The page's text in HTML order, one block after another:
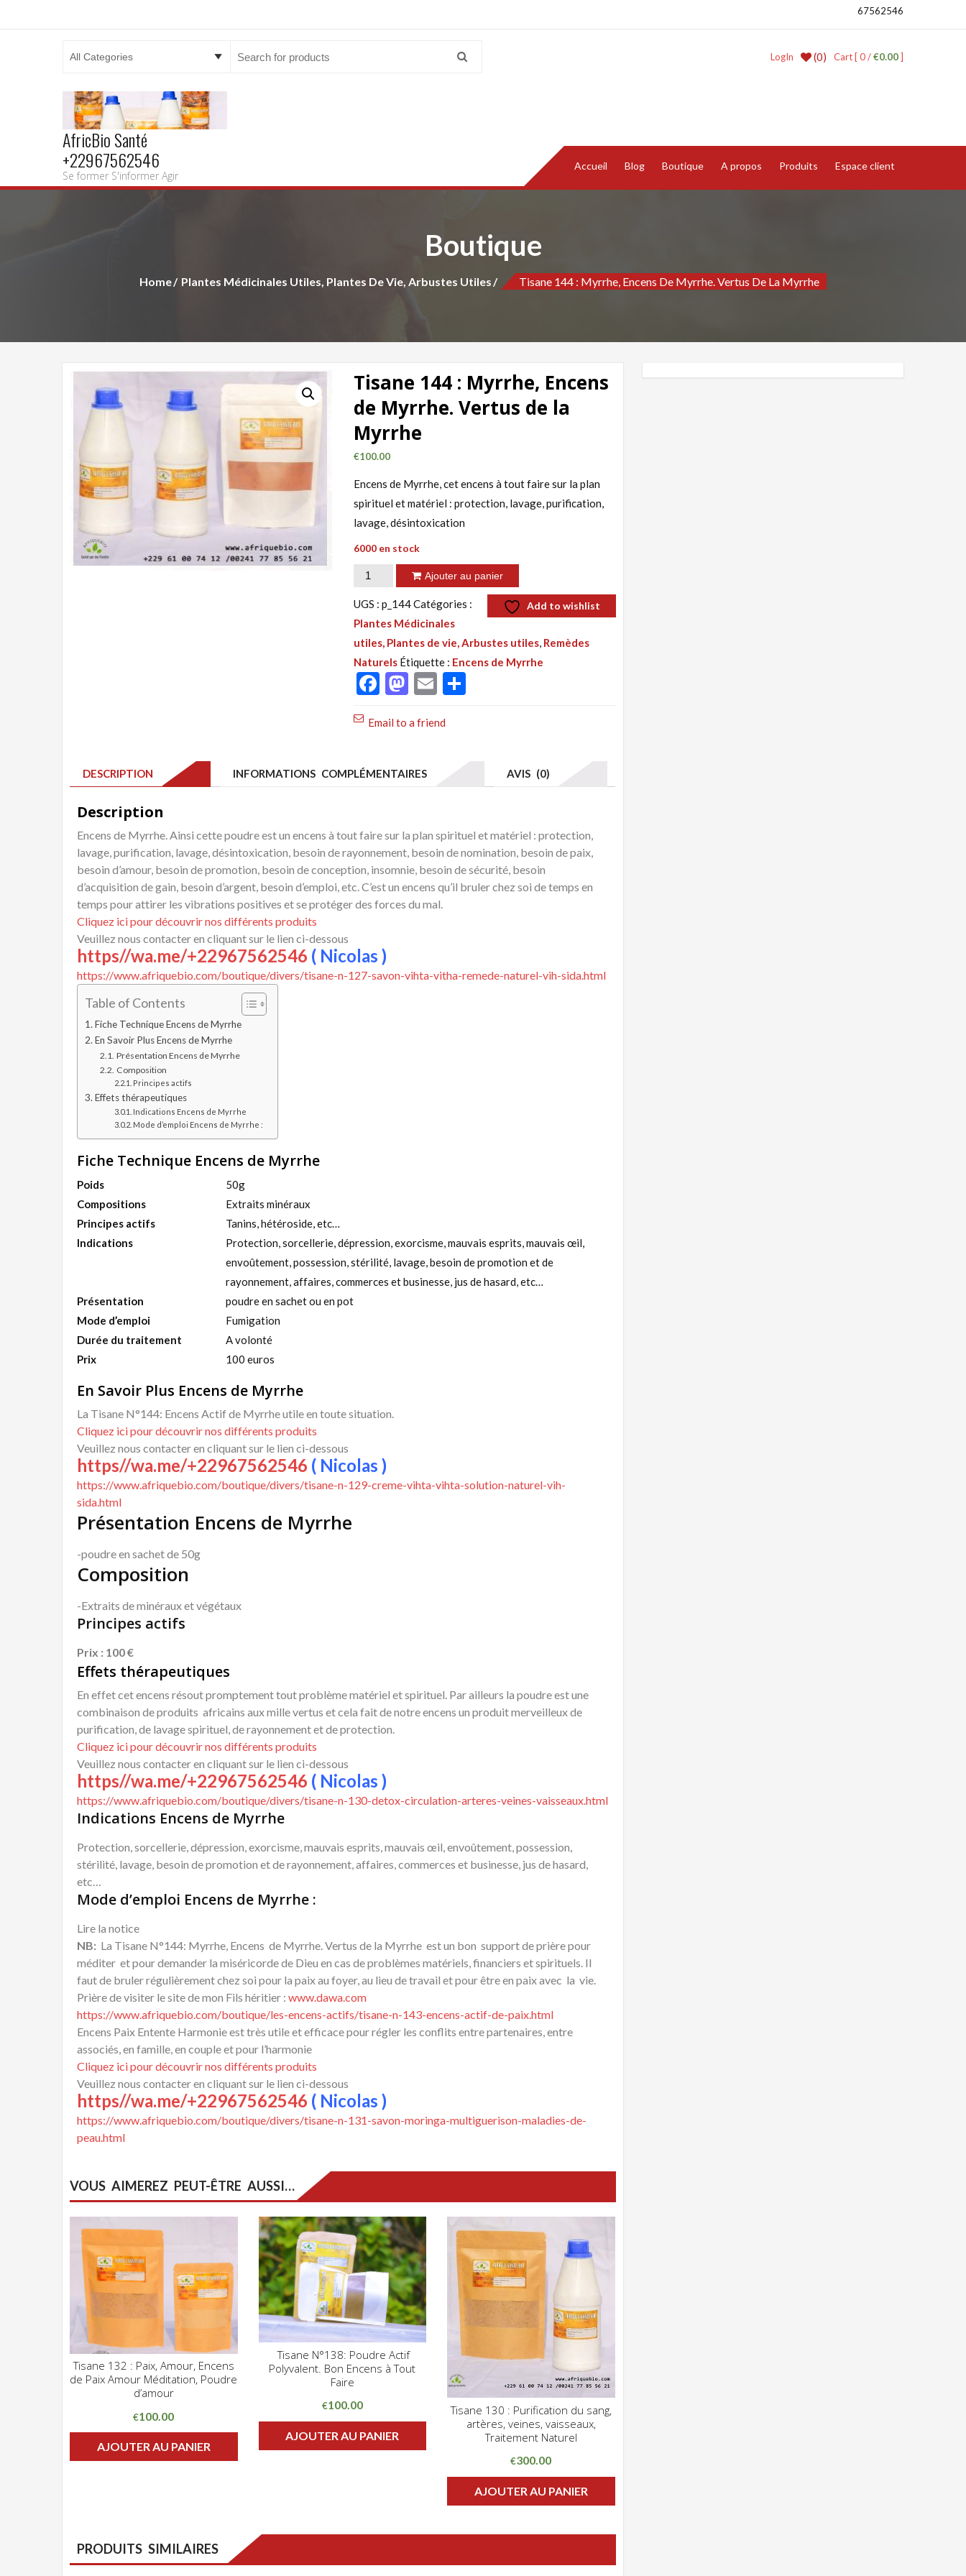
67562546
Cart [ 0 /€0.00]
(0)
LogIn
AfricBio Santé
+22967562546
Se former S'informer Agir
Accueil Blog Boutique A propos Produits Espace client
Boutique
Home Plantes Médicinales Utiles, Plantes De Vie, Arbustes Utiles Tisane 144 : Myrrhe, Encens De Myrrhe. Vertus De La Myrrhe
Tisane 144 : Myrrhe, Encens
de Myrrhe. Vertus de la
Myrrhe
€100.00
Encens de Myrrhe, cet encens à tout faire sur la plan
spirituel et matériel : protection, lavage, purification,
lavage, désintoxication
6000 en stock
quantité
Tisane
144
: Myrrhe,
Encens
de
Vertus
la
Ajouter au panier
Add to wishlist
UGS :p_144Catégories :
Plantes Médicinales
utiles, Plantes de vie, Arbustes utiles, Remèdes
Naturels Étiquette : Encens de Myrrhe
Facebook
Mastodon
Email
Email to a friend
DESCRIPTION INFORMATIONS COMPLÉMENTAIRES AVIS (0)
Description
Encens de Myrrhe. Ainsi cette poudre est un encens à tout faire sur la plan spirituel et matériel : protection,
lavage, purification, lavage, désintoxication, besoin de rayonnement, besoin de nomination, besoin de paix,
besoin d’amour, besoin de promotion, besoin de conception, insomnie, besoin de sécurité, besoin
d’acquisition de gain, besoin d’argent, besoin d’emploi, etc. C’est un encens qu’il bruler chez soi de temps en
temps pour attirer les vibrations positives et se protéger des forces du mal.
Cliquez ici pour découvrir nos différents produits
Veuillez nous contacter en cliquant sur le lien ci-dessous
https//wa.me/+22967562546 ( Nicolas )
https://www.afriquebio.com/boutique/divers/tisane-n-127-savon-vihta-vitha-remede-naturel-vih-sida.html
Table of Contents
Fiche Technique Encens de Myrrhe
En Savoir Plus Encens de Myrrhe
Présentation Encens de Myrrhe
Composition
Principes actifs
Effets thérapeutiques
Indications Encens de Myrrhe
Mode d’emploi Encens de Myrrhe :
Fiche Technique Encens de Myrrhe
Poids
50g
Compositions
Extraits minéraux
Principes actifs
Tanins, hétéroside, etc…
Indications
Protection, sorcellerie, dépression, exorcisme, mauvais esprits, mauvais œil,
envoûtement, possession, stérilité, lavage, besoin de promotion et de
rayonnement, affaires, commerces et businesse, jus de hasard, etc…
Présentation
poudre en sachet ou en pot
Mode d’emploi
Fumigation
Durée du traitement
A volonté
Prix
100 euros
En Savoir Plus Encens de Myrrhe
La Tisane N°144: Encens Actif de Myrrhe utile en toute situation.
Cliquez ici pour découvrir nos différents produits
Veuillez nous contacter en cliquant sur le lien ci-dessous
https//wa.me/+22967562546 ( Nicolas )
https://www.afriquebio.com/boutique/divers/tisane-n-129-creme-vihta-vihta-solution-naturel-vih-
sida.html
Présentation Encens de Myrrhe
-poudre en sachet de 50g
Composition
-Extraits de minéraux et végétaux
Principes actifs
Prix : 100 €
Effets thérapeutiques
En effet cet encens résout promptement tout problème matériel et spirituel. Par ailleurs la poudre est une
combinaison de produits africains aux mille vertus et cela fait de notre encens un produit merveilleux de
purification, de lavage spirituel, de rayonnement et de protection.
Cliquez ici pour découvrir nos différents produits
Veuillez nous contacter en cliquant sur le lien ci-dessous
https//wa.me/+22967562546 ( Nicolas )
https://www.afriquebio.com/boutique/divers/tisane-n-130-detox-circulation-arteres-veines-vaisseaux.html
Indications Encens de Myrrhe
Protection, sorcellerie, dépression, exorcisme, mauvais esprits, mauvais œil, envoûtement, possession,
stérilité, lavage, besoin de promotion et de rayonnement, affaires, commerces et businesse, jus de hasard,
etc…
Mode d’emploi Encens de Myrrhe :
Lire la notice
NB: La Tisane N°144: Myrrhe, Encens de Myrrhe. Vertus de la Myrrhe est un bon support de prière pour
méditer et pour demander la miséricorde de Dieu en cas de problèmes matériels, financiers et spirituels. Il
faut de bruler régulièrement chez soi pour la paix au foyer, au lieu de travail et pour être en paix avec la vie.
Prière de visiter le site de mon Fils héritier : www.dawa.com
https://www.afriquebio.com/boutique/les-encens-actifs/tisane-n-143-encens-actif-de-paix.html
Encens Paix Entente Harmonie est très utile et efficace pour régler les conflits entre partenaires, entre
associés, en famille, en couple et pour l’harmonie
Cliquez ici pour découvrir nos différents produits
Veuillez nous contacter en cliquant sur le lien ci-dessous
https//wa.me/+22967562546 ( Nicolas )
https://www.afriquebio.com/boutique/divers/tisane-n-131-savon-moringa-multiguerison-maladies-de-
peau.html
VOUS AIMEREZ PEUT-ÊTRE AUSSI…
CLIQUEZ POUR VOIR
ADD WISHLIST
Tisane 132 : Paix, Amour, Encens
de Paix Amour Méditation, Poudre
d’amour
€100.00
AJOUTER AU PANIER
CLIQUEZ POUR VOIR
ADD WISHLIST
Tisane N°138: Poudre Actif
Polyvalent. Bon Encens à Tout
Faire
€100.00
AJOUTER AU PANIER
CLIQUEZ POUR VOIR
ADD WISHLIST
Tisane 130 : Purification du sang,
artères, veines, vaisseaux,
Traitement Naturel
€300.00
AJOUTER AU PANIER
PRODUITS SIMILAIRES